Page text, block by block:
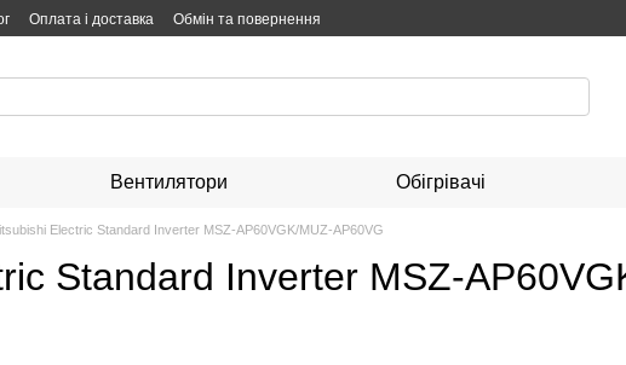
Оплата і доставка Обмін та повернення
Вентилятори Обігрівачі
Electric Standard Inverter MSZ-AP60VGK/MUZ-AP60VG
Standard Inverter MSZ-